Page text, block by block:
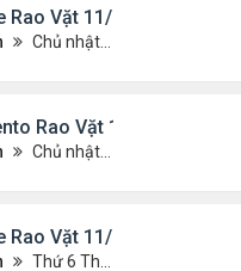
Rao Vặt 11/12/21- 11/19/21
Chủ nhật Tháng 11 14, 2021 8:16 pm
Rao Vặt 11/12/21- 11/
Chủ nhật Tháng 11 14, 2021 8:13 pm
Rao Vặt 11/5/21 - 11/12/21
Thứ 6 Tháng 11 05, 2021 11:39 am